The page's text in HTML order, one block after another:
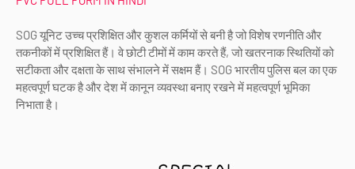
SOG यूनिट उच्च प्रशिक्षित और कुशल कर्मियों से बनी है जो विशेष रणनीति और
तकनीकों में प्रशिक्षित हैं। वे छोटी टीमों में काम करते हैं, जो खतरनाक स्थितियों को
सटीकता और दक्षता के साथ संभालने में सक्षम हैं। SOG भारतीय पुलिस बल का एक
महत्वपूर्ण घटक है और देश में कानून व्यवस्था बनाए रखने में महत्वपूर्ण भूमिका
निभाता है।